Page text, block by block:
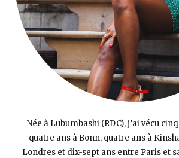
Née à Lubumbashi (RDC), j’ai vécu
quatre ans à Bonn, quatre ans à
Londres et dix-sept ans entre Paris et